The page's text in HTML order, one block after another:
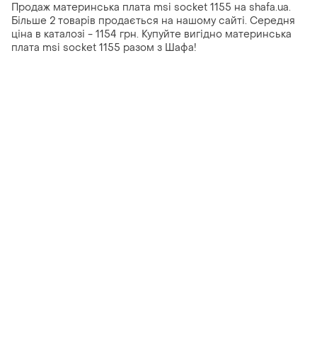
Продаж материнська плата msi socket 1155 на shafa.ua.
Більше 2 товарів продається на нашому сайті. Середня
ціна в каталозі - 1154 грн. Купуйте вигідно материнська
плата msi socket 1155 разом з Шафа!